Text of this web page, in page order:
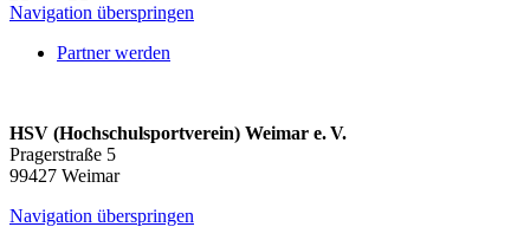
Navigation überspringen
Partner werden
HSV (Hochschulsportverein) Weimar e. V.
Pragerstraße 5
99427 Weimar
Navigation überspringen